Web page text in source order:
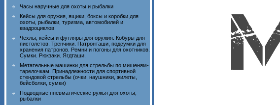
Часы наручные для охоты и рыбалки
Кейсы для оружия, ящики, боксы и коробки для
охоты, рыбалки, туризма, автомобилей и
квадроциклов
Чехлы, кейсы и футляры для оружия. Кобуры для
пистолетов. Тренчики. Патронташи, подсумки для
хранения патронов. Ремни и погоны для охотников.
Сумки. Рюкзаки. Ягдташи.
Метательные машинки для стрельбы по мишеням-
тарелочкам. Принадлежности для спортивной
стендовой стрельбы (очки, наушники, жилеты,
бейсболки, сумки)
Подводные пневматические ружья для охоты,
рыбалки